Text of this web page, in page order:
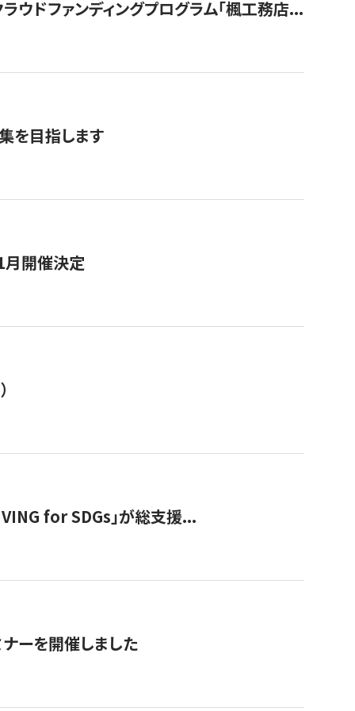
ドファンディングプログラム「楓工務店...
を目指します
月開催決定
for SDGs」が総支援...
ーを開催しました